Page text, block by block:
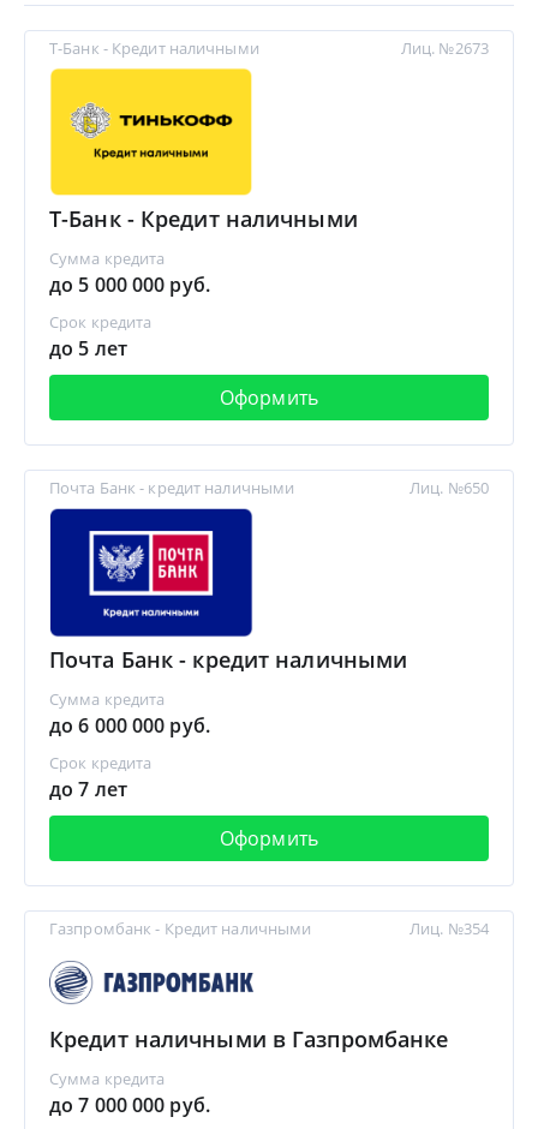
Т-Банк - Кредит наличными
Т-Банк - Кредит наличными
Сумма кредита
до 5 000 000 руб.
Срок кредита
до 5 лет
Оформить
Лиц. №2673
Почта Банк - кредит наличными
Почта Банк - кредит наличными
Сумма кредита
до 6 000 000 руб.
Срок кредита
до 7 лет
Оформить
Лиц. №650
Газпромбанк - Кредит наличными
Кредит наличными в Газпромбанке
Сумма кредита
до 7 000 000 руб.
Лиц. №354